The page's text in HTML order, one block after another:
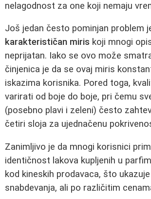
nelagodnost za one koji nemaju
Još jedan često pominjan problem
karakterističan miris koji mnogi
neprijatan. Iako se ovo može
činjenica je da se ovaj miris
iskazima korisnika. Pored toga,
varirati od boje do boje, pri čemu
(posebno plavi i zeleni) često
četiri sloja za ujednačenu
Zanimljivo je da mnogi korisnici
identičnost lakova kupljenih u
kod kineskih prodavaca, što
snabdevanja, ali po različitim